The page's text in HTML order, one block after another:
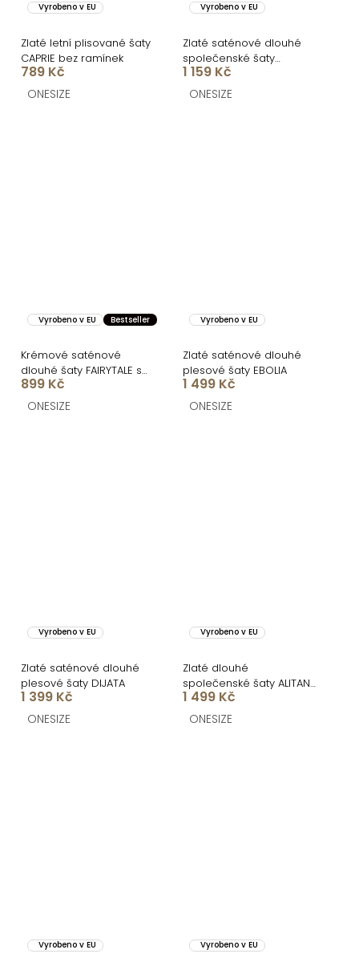
Vyrobeno v EU
Zlaté letní plisované šaty
CAPRIE bez ramínek
789 Kč
ONESIZE
Vyrobeno v EU
Zlaté saténové dlouhé
společenské šaty
LUNOREX
1 159 Kč
ONESIZE
Vyrobeno v EU Bestseller
Krémové saténové
dlouhé šaty FAIRYTALE s
výstřihem
899 Kč
ONESIZE
Vyrobeno v EU
Zlaté saténové dlouhé
plesové šaty EBOLIA
1 499 Kč
ONESIZE
Vyrobeno v EU
Zlaté saténové dlouhé
plesové šaty DIJATA
1 399 Kč
ONESIZE
Vyrobeno v EU
Zlaté dlouhé
společenské šaty ALITAN
s korzetem
1 499 Kč
ONESIZE
Vyrobeno v EU Vyrobeno v EU